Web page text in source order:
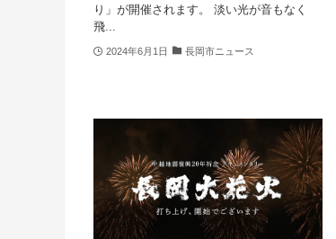
り」が開催されます。 淡い光が音もなく
飛...
2024年6月1日 長岡市ニュース